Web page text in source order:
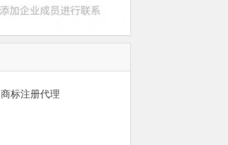
商标注册代理